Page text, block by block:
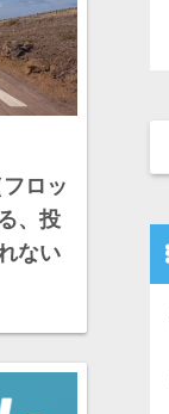
ロッ
、投
ない